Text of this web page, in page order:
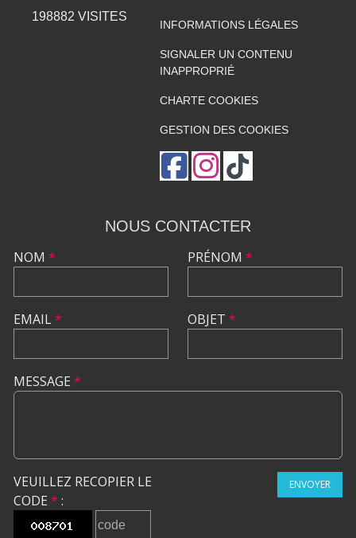
198882 VISITES
INFORMATIONS LÉGALES
SIGNALER UN CONTENU
INAPPROPRIÉ
CHARTE COOKIES
GESTION DES COOKIES
NOUS CONTACTER
NOM *
EMAIL*
PRÉNOM *
OBJET *
MESSAGE *
VEUILLEZ RECOPIER LE
CODE * :
ENVOYER